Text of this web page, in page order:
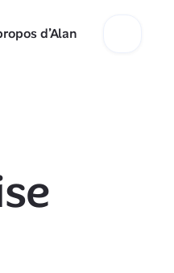
d’Alan